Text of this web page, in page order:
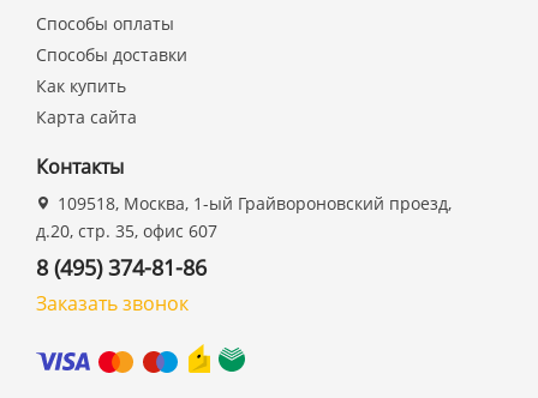
Способы оплаты
Способы доставки
Как купить
Карта сайта
Контакты
109518, Москва, 1-ый Грайвороновский проезд,
д.20, стр. 35, офис 607
8 (495) 374-81-86
Заказать звонок